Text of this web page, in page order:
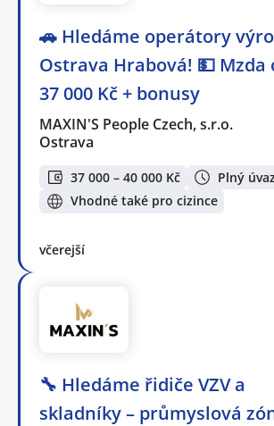
🚗 Hledáme operátory
Ostrava Hrabová! 💵 Mzda
37 000 Kč + bonusy
MAXIN'S People Czech, s.r.o.
Ostrava
37 000 – 40 000 Kč
Plný
Vhodné také pro cizince
včerejší
🔧 Hledáme řidiče VZV a
skladníky – průmyslová